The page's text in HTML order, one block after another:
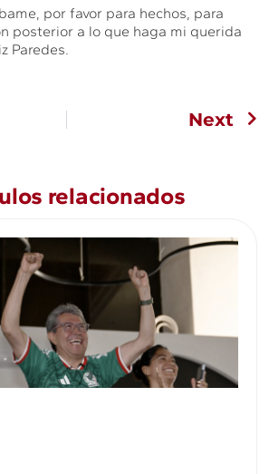
por favor para hechos, para
posterior a lo que haga mi querida
Paredes.
Next
relacionados